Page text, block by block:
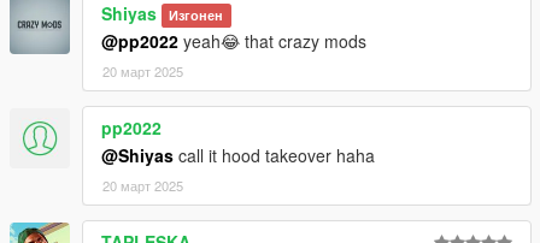
Shiyas Изгонен
@pp2022 yeah😂 that crazy mods
20 март 2025
pp2022
@Shiyas call it hood takeover haha
20 март 2025